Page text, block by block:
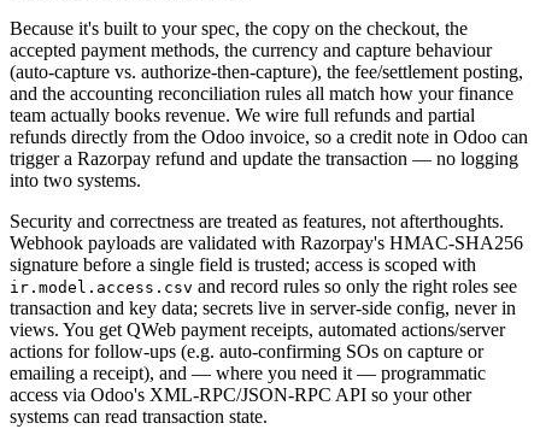
Because it's built to your spec, the copy on the checkout, the
accepted payment methods, the currency and capture behaviour
(auto-capture vs. authorize-then-capture), the fee/settlement posting,
and the accounting reconciliation rules all match how your finance
team actually books revenue. We wire full refunds and partial
refunds directly from the Odoo invoice, so a credit note in Odoo can
trigger a Razorpay refund and update the transaction — no logging
into two systems.
Security and correctness are treated as features, not afterthoughts.
Webhook payloads are validated with Razorpay's HMAC-SHA256
signature before a single field is trusted; access is scoped with
ir.model.access.csv and record rules so only the right roles see
transaction and key data; secrets live in server-side config, never in
views. You get QWeb payment receipts, automated actions/server
actions for follow-ups (e.g. auto-confirming SOs on capture or
emailing a receipt), and — where you need it — programmatic
access via Odoo's XML-RPC/JSON-RPC API so your other
systems can read transaction state.